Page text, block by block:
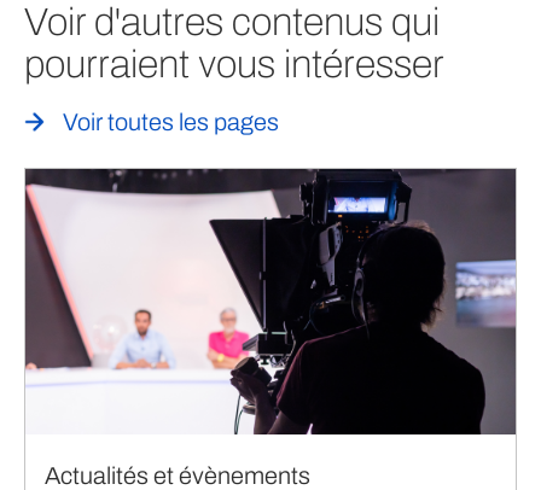
Voir d'autres contenus qui
pourraient vous intéresser
Voir toutes les pages
Actualités et évènements